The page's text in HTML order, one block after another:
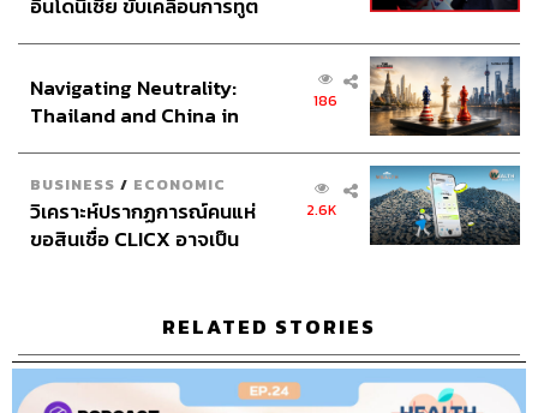
และข้อ เพื่อช่วยในการวินิจฉัยและรักษาตาม
ฟังจบแล้วอย่าลืมกลับไปสำรวจตัวเองเยอะๆ ว่าพฤติกรรม
การใช้มือถือของเราเป็นอย่างไร อย่ามัวแต่แชตเพลินจนลืม
ขยับหรือยืดเหยียด ให้พยายามเปลี่ยนท่าทางของมือและนิ้ว
มือบ่อยๆ วันละหลายๆ ครั้งได้ยิ่งดี เพียงเท่านี้ก็จะห่างไกล
อาการปวดข้อมือ ปวดนิ้ว นิ้วล็อก และใช้ชีวิตได้อย่างแฮปปี้
แล้ว
ทาง THE STANDARD Podcast ทุกช่องทาง
อินโดนีเซีย ขับเคลื่อนการทูต
อินโดนีเซีย
Navigating Neutrality:
Thailand and China in
186
BUSINESS / ECONOMIC
วิเคราะห์ปรากฏการณ์คนแห่
ขอสินเชื่อ CLICX อาจเป็น
2.6K
RELATED STORIES